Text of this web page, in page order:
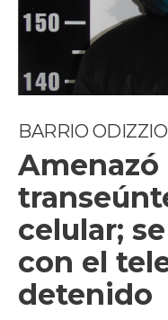
BARRIO ODIZZIO
Amenazó
celular;
con el
detenido